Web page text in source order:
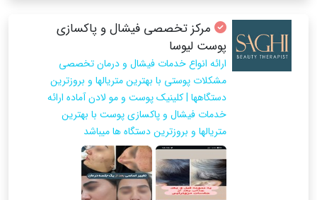
مرکز تخصصی فیشال و پاکسازی
پوست لیوسا
ارائه انواع خدمات فیشال و درمان تخصصی
مشکلات پوستی با بهترین متریالها و بروزترین
دستگاهها | کلینیک پوست و مو لادن آماده ارائه
خدمات فیشال و پاکسازی پوست با بهترین
متریالها و بروزترین دستگاه ها میباشد